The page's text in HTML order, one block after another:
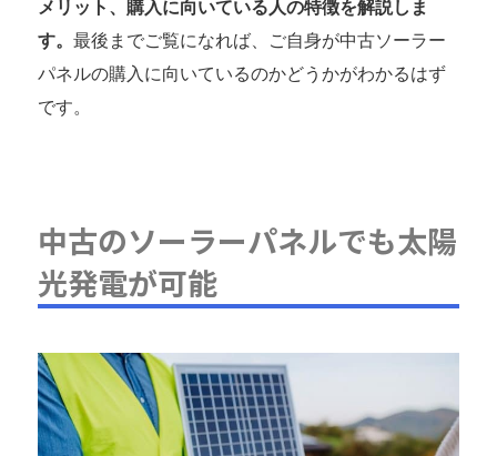
メリット、購入に向いている人の特徴を解説しま
す。 最後までご覧になれば、ご自身が中古ソーラー
パネルの購入に向いているのかどうかがわかるはず
です。
中古のソーラーパネルでも太陽
光発電が可能